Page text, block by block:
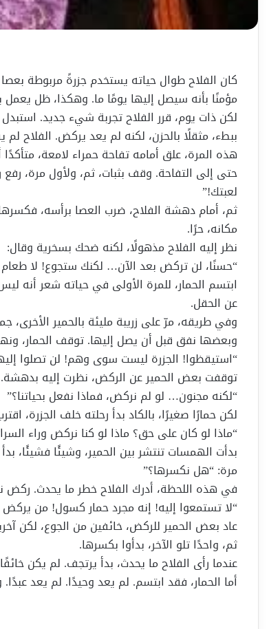
كان الفلاح طوال حياته يستخدم جزرةً مربوطة
مؤمنًا بأنه سيصل إليها يومًا ما. وهكذا، ظل يعمل
لكن ذات يوم، قرر الفلاح تجربة شيء جديد.
ببطء، مثقلًا بالحزن، لكنه لم يعد يركض. الفلاح
هذه المرة، علق أمامه تفاحة حمراء لامعة،
حتى إلى التفاحة. وقف بثبات، ثم، ولأول مرة،
لعبتك!”
ثم، أمام دهشة الفلاح، ضرب العصا برأسه،
مكانه، حرًا.
نظر إليه الفلاح مذهولًا، لكنه ضحك بسخرية وقال:
“حسنًا، لن تركض بعد الآن… لكنك ستجوع! لا طعام
ابتسم الحمار، للمرة الأولى في حياته شعر أنه
عن الحقل.
وفي طريقه، مرّ على زريبة مليئة بالحمير
وبعضها نفق قبل أن يصل إليها. توقف الحمار،
“استيقظوا! الجزرة ليست سوى وهم! لن تصلوا
توقفت بعض الحمير عن الركض، نظرت إليه
“لكنه مجنون… لو لم نركض، فماذا نفعل بحياتنا؟”
لكن حمارًا صغيرًا، بالكاد بدأ رحلته خلف الجزرة،
“ماذا لو كان على حق؟ ماذا لو كنا نركض وراء
بدأت الهمسات تنتشر بين الحمير، وشيئًا
مرة: “هل نكسرها؟”
في هذه اللحظة، أدرك الفلاح خطر ما يحدث. ركض
“لا تستمعوا إليه! إنه مجرد حمار كسول! من
عاد بعض الحمير للركض، خائفين من الجوع، لكن
ثم، واحدًا تلو الآخر، بدأوا بكسرها.
عندما رأى الفلاح ما يحدث، بدأ يرتجف. لم يكن
أما الحمار، فقد ابتسم. لم يعد وحيدًا. لم يعد